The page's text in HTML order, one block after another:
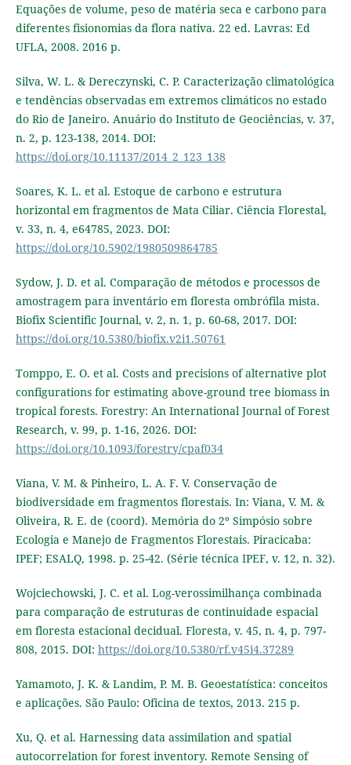
Equações de volume, peso de matéria seca e carbono para
diferentes fisionomias da flora nativa. 22 ed. Lavras: Ed
UFLA, 2008. 2016 p.
Silva, W. L. & Dereczynski, C. P. Caracterização climatológica
e tendências observadas em extremos climáticos no estado
do Rio de Janeiro. Anuário do Instituto de Geociências, v. 37,
n. 2, p. 123-138, 2014. DOI:
https://doi.org/10.11137/2014_2_123_138
Soares, K. L. et al. Estoque de carbono e estrutura
horizontal em fragmentos de Mata Ciliar. Ciência Florestal,
v. 33, n. 4, e64785, 2023. DOI:
https://doi.org/10.5902/1980509864785
Sydow, J. D. et al. Comparação de métodos e processos de
amostragem para inventário em floresta ombrófila mista.
Biofix Scientific Journal, v. 2, n. 1, p. 60-68, 2017. DOI:
https://doi.org/10.5380/biofix.v2i1.50761
Tomppo, E. O. et al. Costs and precisions of alternative plot
configurations for estimating above-ground tree biomass in
tropical forests. Forestry: An International Journal of Forest
Research, v. 99, p. 1-16, 2026. DOI:
https://doi.org/10.1093/forestry/cpaf034
Viana, V. M. & Pinheiro, L. A. F. V. Conservação de
biodiversidade em fragmentos florestais. In: Viana, V. M. &
Oliveira, R. E. de (coord). Memória do 2º Simpósio sobre
Ecologia e Manejo de Fragmentos Florestais. Piracicaba:
IPEF; ESALQ, 1998. p. 25-42. (Série técnica IPEF, v. 12, n. 32).
Wojciechowski, J. C. et al. Log-verossimilhança combinada
para comparação de estruturas de continuidade espacial
em floresta estacional decidual. Floresta, v. 45, n. 4, p. 797-
808, 2015. DOI: https://doi.org/10.5380/rf.v45i4.37289
Yamamoto, J. K. & Landim, P. M. B. Geoestatística: conceitos
e aplicações. São Paulo: Oficina de textos, 2013. 215 p.
Xu, Q. et al. Harnessing data assimilation and spatial
autocorrelation for forest inventory. Remote Sensing of